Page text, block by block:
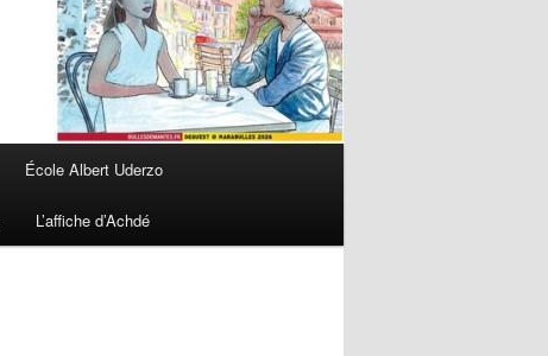
École Albert Uderzo
L’affiche d’Achdé